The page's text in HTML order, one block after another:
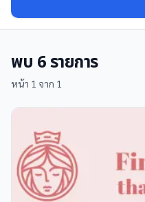
พบ 6รายการ
หน้า 1 จาก 1